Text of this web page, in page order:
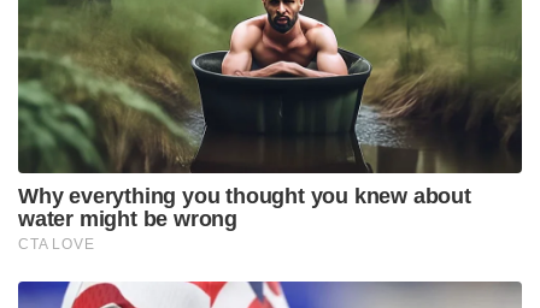
Why everything you thought you knew about
water might be wrong
CTA LOVE